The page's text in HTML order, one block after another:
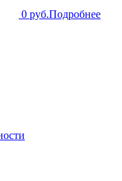
0 руб.Подробнее